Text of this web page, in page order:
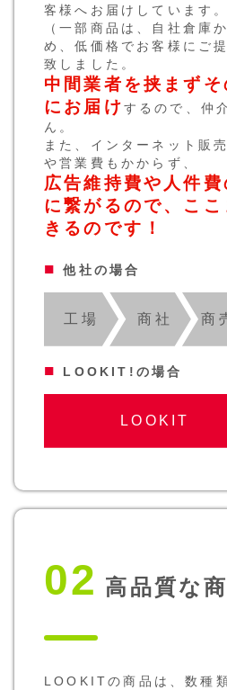
客様へお届けしています。
（一部商品は、自社倉庫
め、低価格でお客様にご
致しました。
中間業者を挟まず
にお届けするので、仲
ん。
また、インターネット販
や営業費もかからず、
広告維持費や人件
に繋がるので、こ
きるのです！
■ 他社の場合
工場 商社
商
■ LOOKIT!の場合
LOOKIT
02 高品質な
LOOKITの商品は、数種